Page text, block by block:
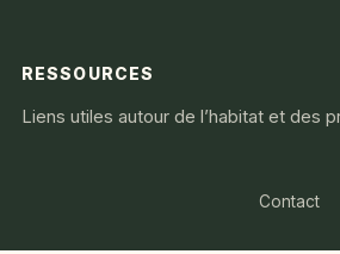
RESSOURCES
Liens utiles autour de l’habitat et des
Contact